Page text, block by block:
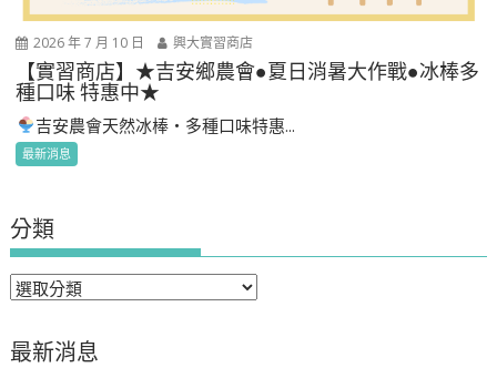
2026 年 7 月 10 日 興大實習商店
【實習商店】★吉安鄉農會●夏日消暑大作戰●冰棒多
種口味 特惠中★
吉安農會天然冰棒・多種口味特惠...
最新消息
分類
分
最新消息